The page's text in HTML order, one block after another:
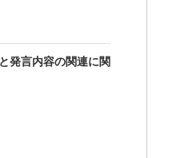
発言内容の関連に関